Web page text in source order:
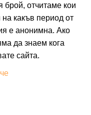
на брега на
на курорта и е
Балтата, и
и с комбинацията от
на най-красивия и чист
на наградата "Син
брой, отчитаме кои
какъв период от
е анонимна. Ако
да знаем кога
сайта.